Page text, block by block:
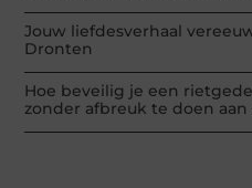
Jouw liefdesverhaal
Dronten
Hoe beveilig je een
zonder afbreuk te doen